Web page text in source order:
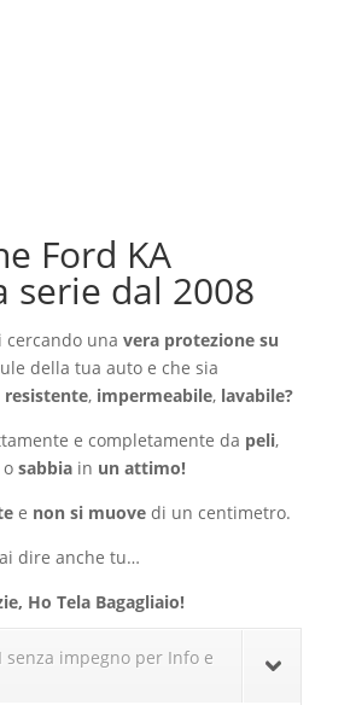
Ford KA
serie dal 2008
una vera protezione su
della tua auto e che sia
resistente, impermeabile, lavabile?
e completamente da peli,
o sabbiain un attimo!
e non si muovedi un centimetro.
dire anche tu…
Ho Tela Bagagliaio!
senza impegno per Info e